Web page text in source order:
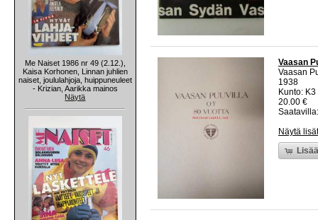
Me Naiset 1986 nr 49 (2.12.),
Kaisa Korhonen, Linnan juhlien
naiset, joululahjoja, huippuneuleet
- Krizian, Aarikka mainos
Näytä
Vaasan
Vaasan
1938
Kunto:
20.00 €
Näytä